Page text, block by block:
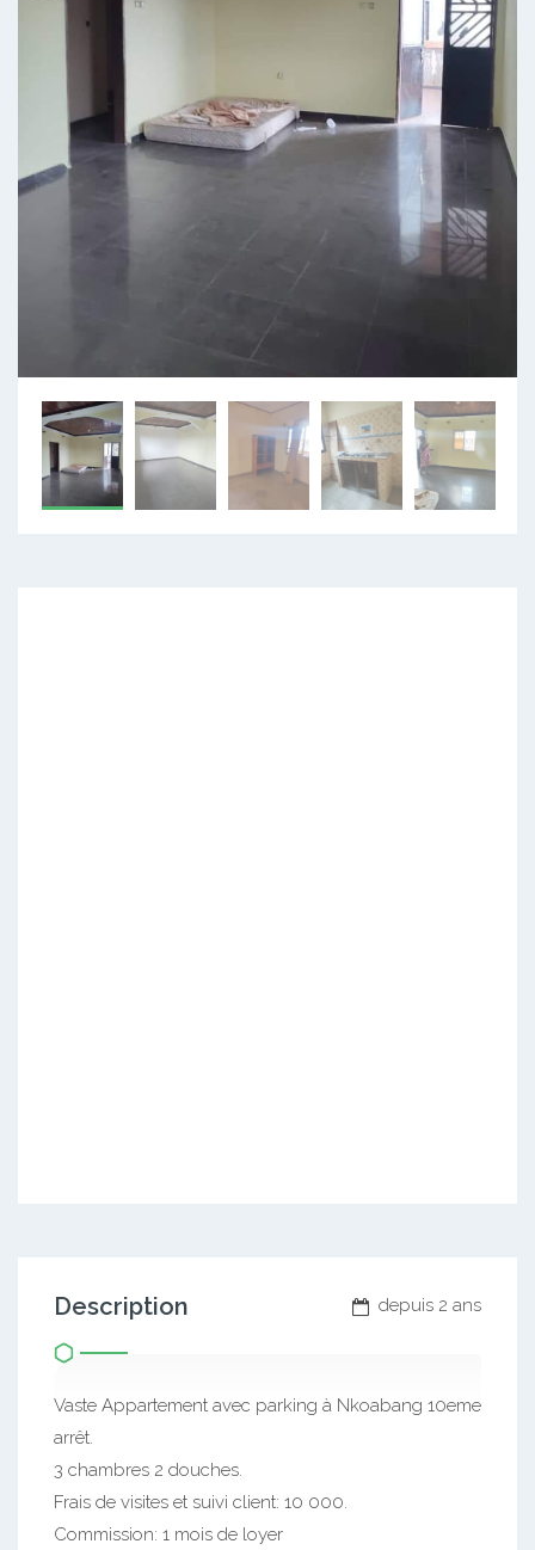
depuis 2 ans
Description
Vaste Appartement avec parking à Nkoabang 10eme
arrêt.
3 chambres 2 douches.
Frais de visites et suivi client: 10 000.
Commission: 1 mois de loyer